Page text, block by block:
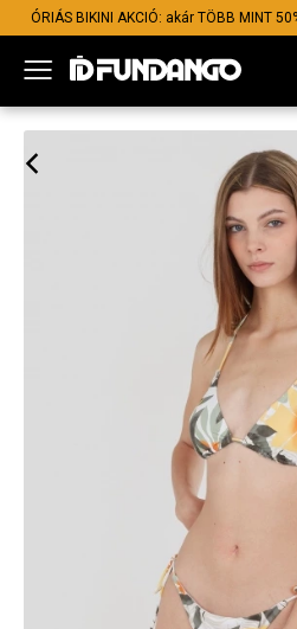
ÓRIÁS BIKINI AKCIÓ: akár TÖBB MINT